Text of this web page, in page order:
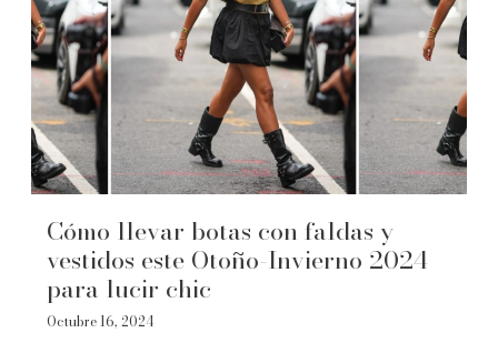
Cómo llevar botas con faldas y
vestidos este Otoño-Invierno 2024
para lucir chic
Octubre 16, 2024